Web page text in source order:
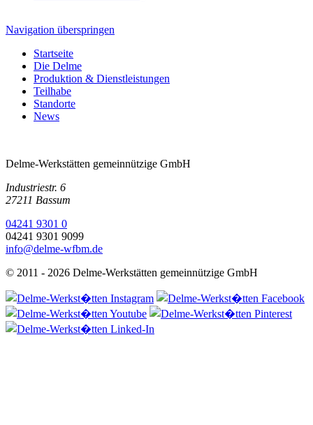
Navigation überspringen
Startseite
Die Delme
Produktion & Dienstleistungen
Teilhabe
Standorte
News
Delme-Werkstätten gemeinnützige GmbH
Industriestr. 6
27211 Bassum
04241 9301 0
04241 9301 9099
info@delme-wfbm.de
© 2011 - 2026 Delme-Werkstätten gemeinnützige GmbH